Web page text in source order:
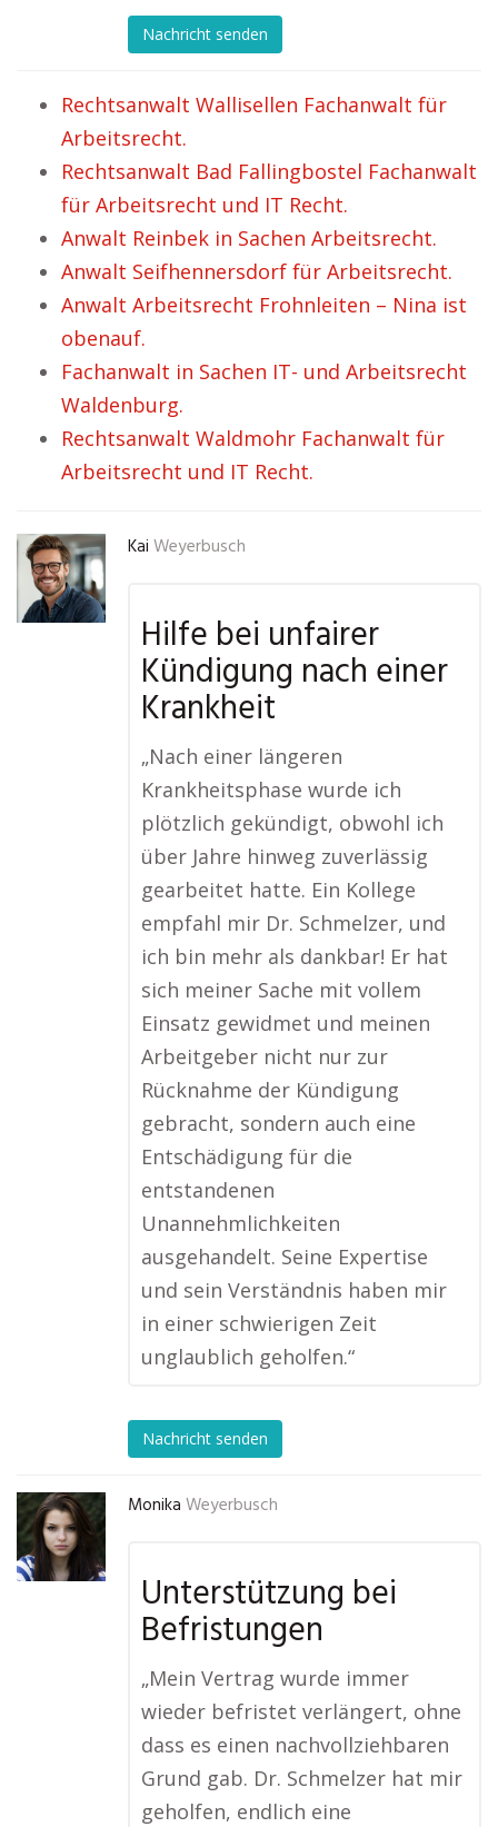
Nachricht senden
Rechtsanwalt Wallisellen Fachanwalt für
Arbeitsrecht.
Rechtsanwalt Bad Fallingbostel Fachanwalt
für Arbeitsrecht und IT Recht.
Anwalt Reinbek in Sachen Arbeitsrecht.
Anwalt Seifhennersdorf für Arbeitsrecht.
Anwalt Arbeitsrecht Frohnleiten – Nina ist
obenauf.
Fachanwalt in Sachen IT- und Arbeitsrecht
Waldenburg.
Rechtsanwalt Waldmohr Fachanwalt für
Arbeitsrecht und IT Recht.
Kai Weyerbusch
Hilfe bei unfairer
Kündigung nach einer
Krankheit
„Nach einer längeren
Krankheitsphase wurde ich
plötzlich gekündigt, obwohl ich
über Jahre hinweg zuverlässig
gearbeitet hatte. Ein Kollege
empfahl mir Dr. Schmelzer, und
ich bin mehr als dankbar! Er hat
sich meiner Sache mit vollem
Einsatz gewidmet und meinen
Arbeitgeber nicht nur zur
Rücknahme der Kündigung
gebracht, sondern auch eine
Entschädigung für die
entstandenen
Unannehmlichkeiten
ausgehandelt. Seine Expertise
und sein Verständnis haben mir
in einer schwierigen Zeit
unglaublich geholfen.“
Nachricht senden
Monika Weyerbusch
Unterstützung bei
Befristungen
„Mein Vertrag wurde immer
wieder befristet verlängert, ohne
dass es einen nachvollziehbaren
Grund gab. Dr. Schmelzer hat mir
geholfen, endlich eine